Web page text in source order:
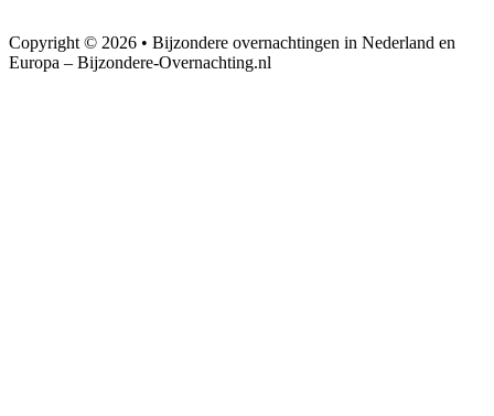
Copyright © 2026 • Bijzondere overnachtingen in Nederland en
Europa – Bijzondere-Overnachting.nl